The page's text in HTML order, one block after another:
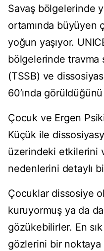
Savaş bölgelerinde
ortamında büyüyen
yoğun yaşıyor.
bölgelerinde travma
(TSSB) ve
60’ında
Çocuk ve Ergen
Küçük ile
üzerindeki etkilerini
nedenlerini detaylı
Çocuklar dissosiye
kuruyormuş ya da
gözükebilirler. En
gözlerini bir